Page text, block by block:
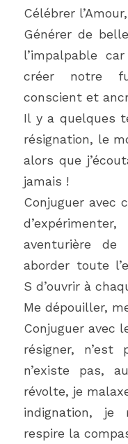
Célébrer
Générer de
l’impalpable
créer notre
conscient et
Il y a quelques
résignation, le
alors que
jamais !
Conjuguer avec
aventurière de
aborder toute
S d’ouvrir à
Me dépouiller,
Conjuguer avec
résigner,
n’existe pas,
révolte, je
indignation, je
respire la